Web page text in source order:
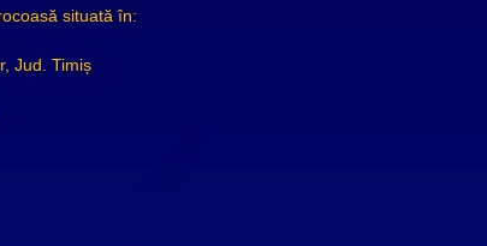
situată în:
Jud. Timiș